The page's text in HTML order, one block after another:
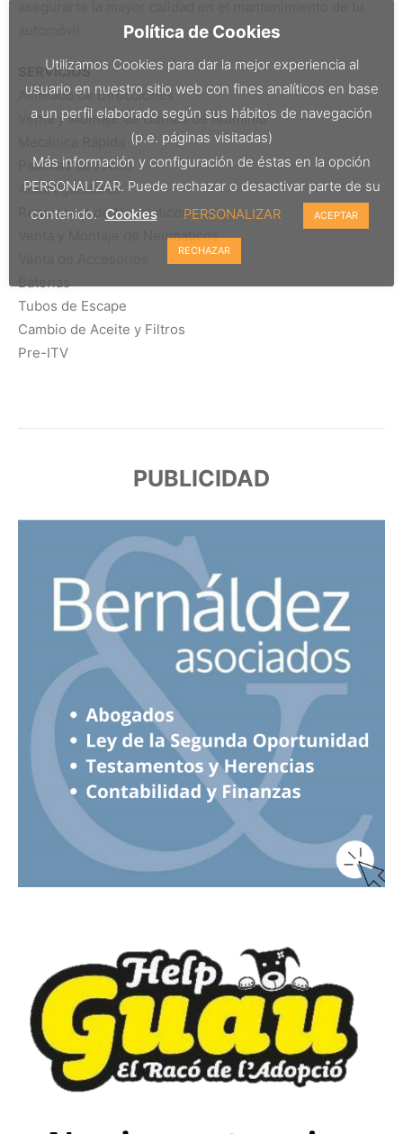
SERVICIOS
Alineado de Direcciones
Venta y Montaje de Llantas de Aluminio
Pastillas de Freno
Amortiguadores
Reparacion de Neumaticos
Venta y Montaje de Neumaticos
Tubos de Escape
Cambio de Aceite y Filtros
Pre-ITV
PUBLICIDAD
Política de Cookies
Utilizamos Cookies para dar la mejor experiencia al
usuario en nuestro sitio web con fines analíticos en base
a un perfil elaborado según sus hábitos de navegación
(p.e. páginas visitadas)
Más información y configuración de éstas en la opción
PERSONALIZAR. Puede rechazar o desactivar parte de su
contenido. Cookies PERSONALIZAR ACEPTAR
RECHAZAR